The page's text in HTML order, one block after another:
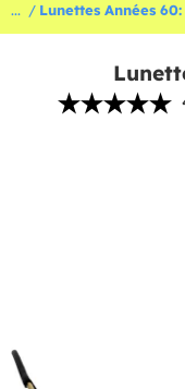
... Lunettes Années